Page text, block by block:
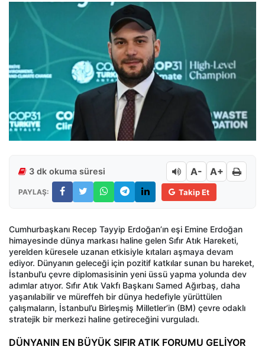
3 dk okuma süresi A- A+
PAYLAŞ: Takip Et
Cumhurbaşkanı Recep Tayyip Erdoğan’ın eşi Emine Erdoğan
himayesinde dünya markası haline gelen Sıfır Atık Hareketi,
yerelden küresele uzanan etkisiyle kıtaları aşmaya devam
ediyor. Dünyanın geleceği için pozitif katkılar sunan bu hareket,
İstanbul’u çevre diplomasisinin yeni üssü yapma yolunda dev
adımlar atıyor. Sıfır Atık Vakfı Başkanı Samed Ağırbaş, daha
yaşanılabilir ve müreffeh bir dünya hedefiyle yürüttülen
çalışmaların, İstanbul’u Birleşmiş Milletler’in (BM) çevre odaklı
stratejik bir merkezi haline getireceğini vurguladı.
DÜNYANIN EN BÜYÜK SIFIR ATIK FORUMU GELİYOR